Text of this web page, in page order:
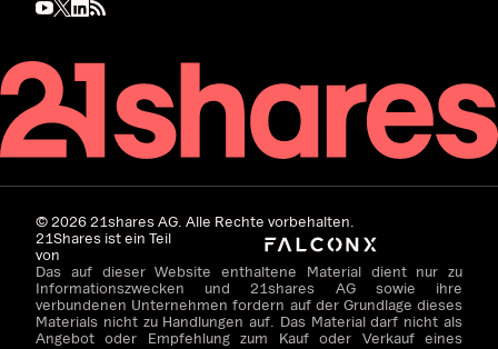
©202621shares AG. Alle Rechte vorbehalten.
21Shares ist ein Teil
von
Das auf dieser Website enthaltene Material dient nur zu
Informationszwecken und 21shares AG sowie ihre
verbundenen Unternehmen fordern auf der Grundlage dieses
Materials nicht zu Handlungen auf. Das Material darf nicht als
Angebot oder Empfehlung zum Kauf oder Verkauf eines